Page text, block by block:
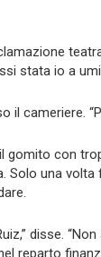
stata io a
il cameriere.
gomito con
Solo una volta
disse.
reparto